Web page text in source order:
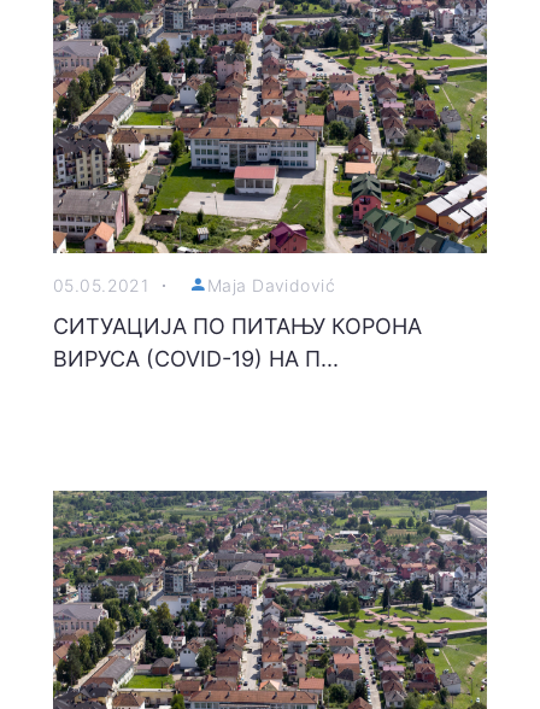
05.05.2021 Maja Davidović
СИТУАЦИЈА ПО ПИТАЊУ КОРОНА
ВИРУСА (COVID-19) НА П...